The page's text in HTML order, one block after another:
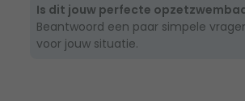
Is dit jouw perfecte
Beantwoord een paar simpele
voor jouw situatie.